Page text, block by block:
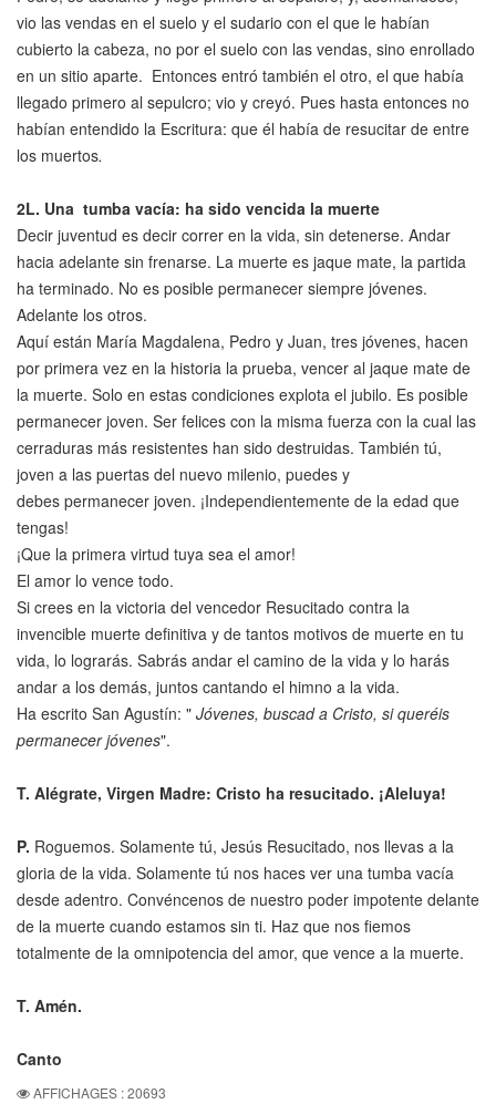
vio las vendas en el suelo y el sudario con el que le habían
cubierto la cabeza, no por el suelo con las vendas, sino enrollado
en un sitio aparte. Entonces entró también el otro, el que había
llegado primero al sepulcro; vio y creyó. Pues hasta entonces no
habían entendido la Escritura: que él había de resucitar de entre
los muertos.
2L. Una tumba vacía: ha sido vencida la muerte
Decir juventud es decir correr en la vida, sin detenerse. Andar
hacia adelante sin frenarse. La muerte es jaque mate, la partida
ha terminado. No es posible permanecer siempre jóvenes.
Adelante los otros.
Aquí están María Magdalena, Pedro y Juan, tres jóvenes, hacen
por primera vez en la historia la prueba, vencer al jaque mate de
la muerte. Solo en estas condiciones explota el jubilo. Es posible
permanecer joven. Ser felices con la misma fuerza con la cual las
cerraduras más resistentes han sido destruidas. También tú,
joven a las puertas del nuevo milenio, puedes y
debes permanecer joven. ¡Independientemente de la edad que
tengas!
¡Que la primera virtud tuya sea el amor!
El amor lo vence todo.
Si crees en la victoria del vencedor Resucitado contra la
invencible muerte definitiva y de tantos motivos de muerte en tu
vida, lo lograrás. Sabrás andar el camino de la vida y lo harás
andar a los demás, juntos cantando el himno a la vida.
Ha escrito San Agustín: " Jóvenes, buscad a Cristo, si queréis
permanecer jóvenes".
T. Alégrate, Virgen Madre: Cristo ha resucitado. ¡Aleluya!
P. Roguemos. Solamente tú, Jesús Resucitado, nos llevas a la
gloria de la vida. Solamente tú nos haces ver una tumba vacía
desde adentro. Convéncenos de nuestro poder impotente delante
de la muerte cuando estamos sin ti. Haz que nos fiemos
totalmente de la omnipotencia del amor, que vence a la muerte.
T. Amén.
Canto
AFFICHAGES : 20693